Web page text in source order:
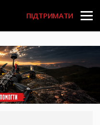
User
account
menu
ПІДТРИМАТИ